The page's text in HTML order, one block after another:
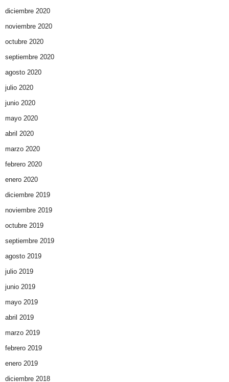
diciembre 2020
noviembre 2020
octubre 2020
septiembre 2020
agosto 2020
julio 2020
junio 2020
mayo 2020
abril 2020
marzo 2020
febrero 2020
enero 2020
diciembre 2019
noviembre 2019
octubre 2019
septiembre 2019
agosto 2019
julio 2019
junio 2019
mayo 2019
abril 2019
marzo 2019
febrero 2019
enero 2019
diciembre 2018